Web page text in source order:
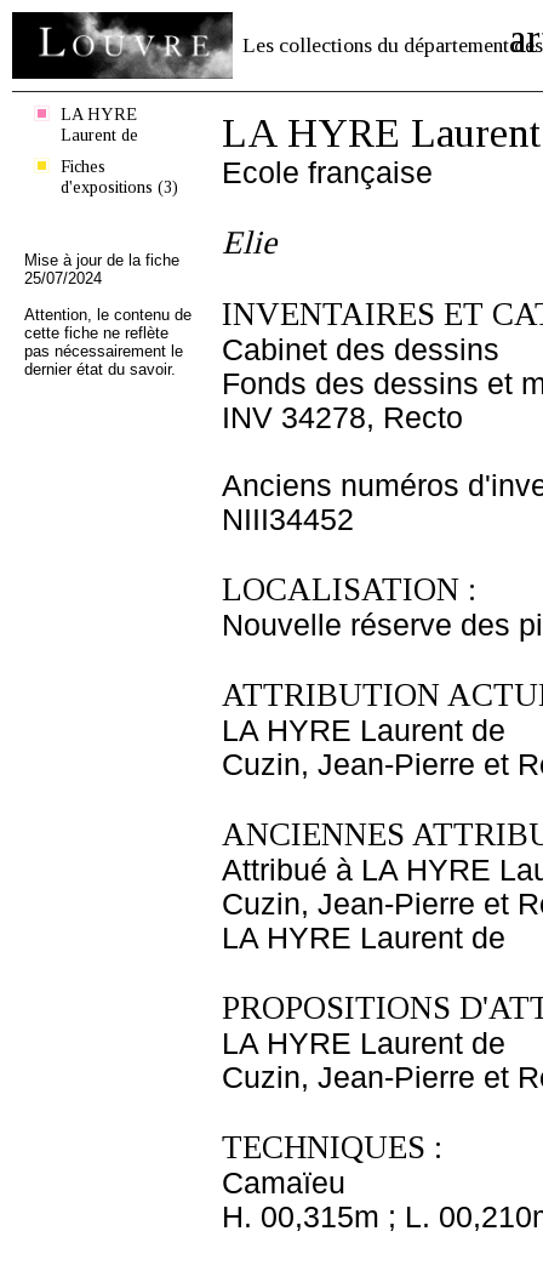
Les collections du département des
LA HYRE
Laurent de
Fiches
d'expositions (3)
Mise à jour de la fiche
25/07/2024
Attention, le contenu de
cette fiche ne reflète
pas nécessairement le
dernier état du savoir.
LA HYRE
Ecole française
Elie
INVENTAIRES ET
Cabinet des dessins
Fonds des dessins et
INV 34278, Recto
Anciens numéros
NIII34452
LOCALISATION :
Nouvelle réserve des
ATTRIBUTION
LA HYRE Laurent de
Cuzin, Jean-Pierre et
ANCIENNES
Attribué à LA HYRE
Cuzin, Jean-Pierre et
LA HYRE Laurent de
PROPOSITIONS
LA HYRE Laurent de
Cuzin, Jean-Pierre et
TECHNIQUES :
Camaïeu
H. 00,315m ; L.